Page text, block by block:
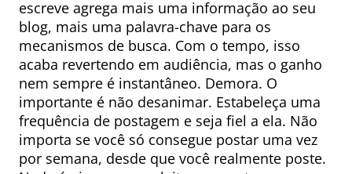
escreve agrega mais uma informação ao seu
blog, mais uma palavra-chave para os
mecanismos de busca. Com o tempo, isso
acaba revertendo em audiência, mas o ganho
nem sempre é instantâneo. Demora. O
importante é não desanimar. Estabeleça uma
frequência de postagem e seja fiel a ela. Não
importa se você só consegue postar uma vez
por semana, desde que você realmente poste.